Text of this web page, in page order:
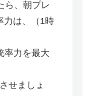
ら、朝プレ
力は、（1時
率力を最大
せましょ